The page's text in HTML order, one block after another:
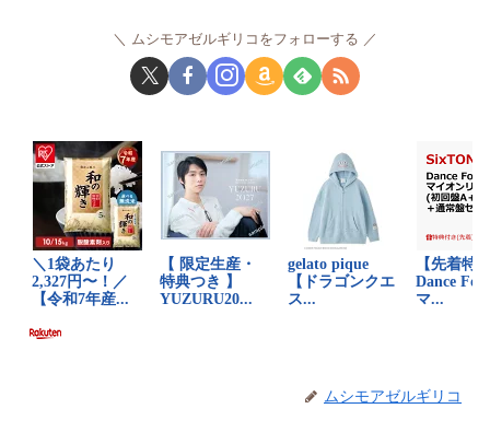
ムシモアゼルギリコをフォローする
ムシモアゼルギリコ